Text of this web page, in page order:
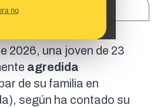
no
2026, una joven de 23
agredida
de su familia en
según ha contado su